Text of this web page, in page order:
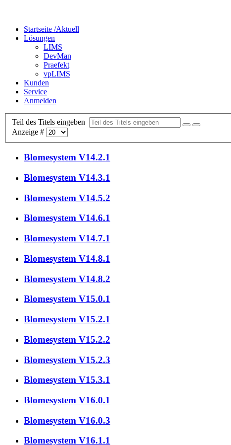
Startseite /Aktuell
Lösungen
LIMS
DevMan
Praefekt
vpLIMS
Kunden
Service
Anmelden
Teil des Titels eingeben
Anzeige #
Blomesystem V14.2.1
Blomesystem V14.3.1
Blomesystem V14.5.2
Blomesystem V14.6.1
Blomesystem V14.7.1
Blomesystem V14.8.1
Blomesystem V14.8.2
Blomesystem V15.0.1
Blomesystem V15.2.1
Blomesystem V15.2.2
Blomesystem V15.2.3
Blomesystem V15.3.1
Blomesystem V16.0.1
Blomesystem V16.0.3
Blomesystem V16.1.1